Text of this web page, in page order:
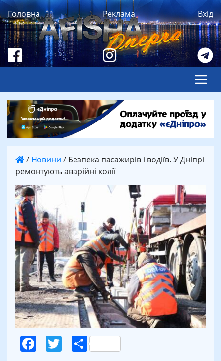
Головна Реклама Вхід
/ Новини / Безпека пасажирів і водіїв. У Дніпрі
ремонтують аварійні колії
Facebook
Twitter
Поділитися